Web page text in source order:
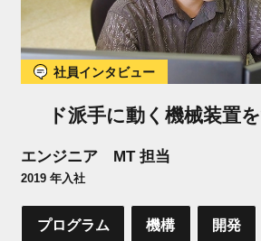
社員インタビュー
ド派手に動く機械装置
エンジニア MT 担当
2019 年入社
プログラム 機構 開発